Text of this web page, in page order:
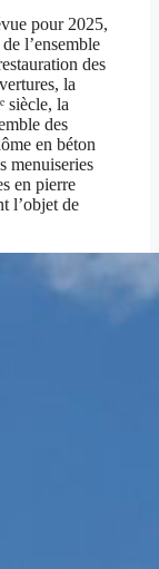
pour 2025,
l’ensemble
des
la
siècle, la
des
en béton
menuiseries
en pierre
l’objet de